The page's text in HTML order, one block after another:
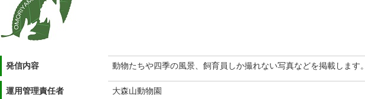
発信内容 動物たちや四季の風景、飼育員しか撮れない写真などを掲載します。
運用管理責任者 大森山動物園